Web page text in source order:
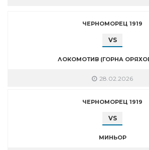
ЧЕРНОМОРЕЦ 1919
VS
ЛОКОМОТИВ (ГОРНА
28.02.2026
ЧЕРНОМОРЕЦ 1919
VS
МИНЬОР